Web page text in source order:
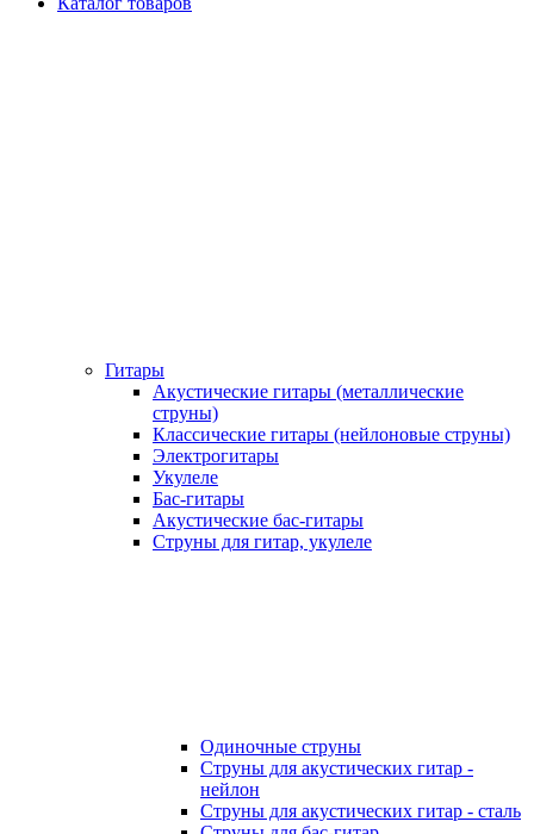
Гитары
Акустические гитары (металлические
струны)
Классические гитары (нейлоновые струны)
Электрогитары
Укулеле
Бас-гитары
Акустические бас-гитары
Струны для гитар, укулеле
Одиночные струны
Струны для акустических гитар -
нейлон
Струны для акустических гитар - сталь